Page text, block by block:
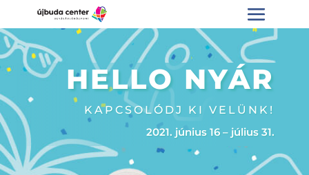
HELLO NYÁR
KAPCSOLÓDJ KI VELÜNK!
2021. június 16 – július 31.